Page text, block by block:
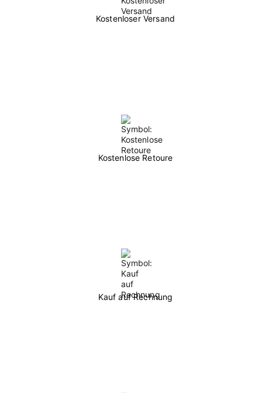
Kostenloser Versand
Kostenlose Retoure
Kauf auf Rechnung